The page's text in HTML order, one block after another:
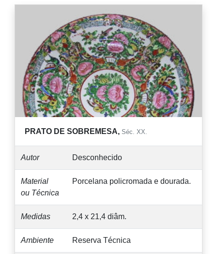
PRATO DE SOBREMESA, Séc. XX.
Autor Desconhecido
Material
ou Técnica
Porcelana policromada e dourada.
Medidas 2,4 x 21,4 diâm.
Ambiente Reserva Técnica